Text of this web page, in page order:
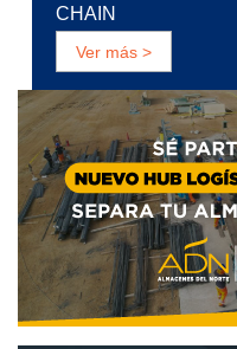
CHAIN
Ver más >